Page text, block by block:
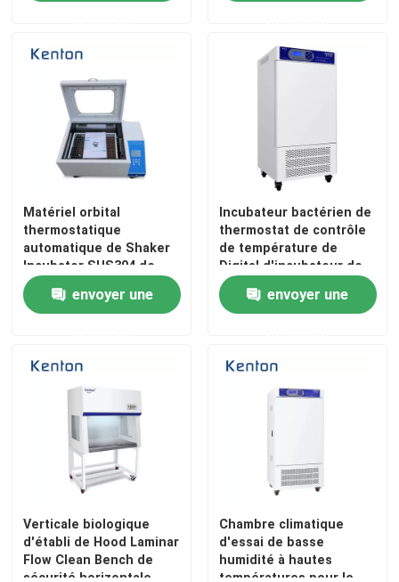
Aperçu
Produits
A propos de nous
Visite d'usine
Contrôle de la qualité
Tous les cas
Un four plus sec de laboratoire
Four de séchage industriel
Matériel orbital
thermostatique
automatique de Shaker
Incubator SUS304 de
laboratoire
envoyer une
Incubateur bactérien de
thermostat de contrôle
de température de
Digital d'incubateur de
CO2 de DBO de
Constant Temperature
envoyer une
Verticale biologique
d'établi de Hood Laminar
Flow Clean Bench de
sécurité horizontale
Chambre climatique
d'essai de basse
humidité à hautes
températures pour le